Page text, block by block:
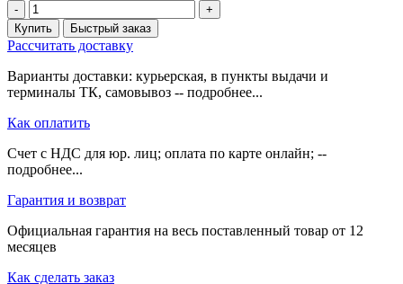
-
+
Купить
Быстрый заказ
Рассчитать доставку
Варианты доставки: курьерская, в пункты выдачи и
терминалы ТК, самовывоз -- подробнее...
Как оплатить
Счет с НДС для юр. лиц; оплата по карте онлайн; --
подробнее...
Гарантия и возврат
Официальная гарантия на весь поставленный товар от 12
месяцев
Как сделать заказ